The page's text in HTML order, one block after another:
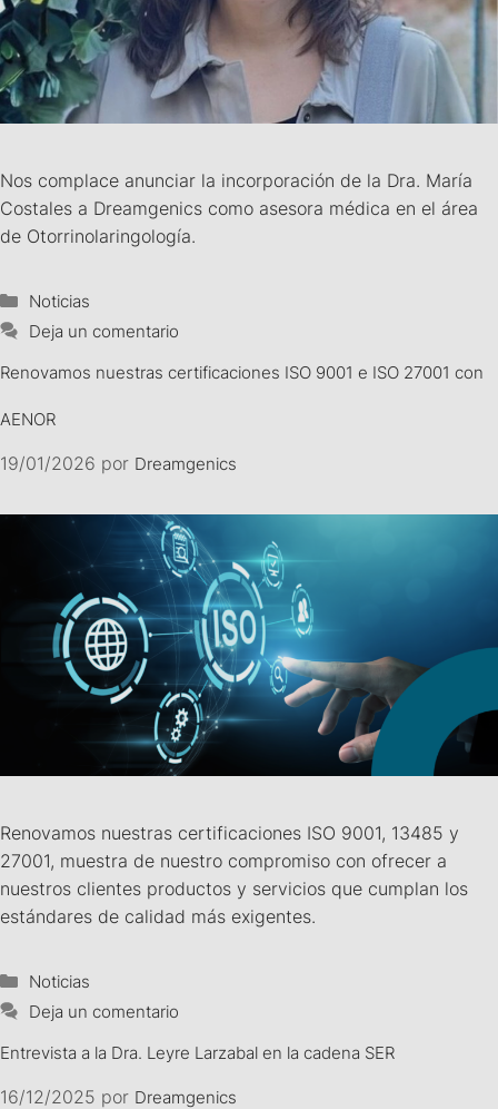
Nos complace anunciar la incorporación de la Dra. María
Costales a Dreamgenics como asesora médica en el área
de Otorrinolaringología.
Noticias
Deja un comentario
Renovamos nuestras certificaciones ISO 9001 e ISO 27001 con
AENOR
19/01/2026 por Dreamgenics
Renovamos nuestras certificaciones ISO 9001, 13485 y
27001, muestra de nuestro compromiso con ofrecer a
nuestros clientes productos y servicios que cumplan los
estándares de calidad más exigentes.
Noticias
Deja un comentario
Entrevista a la Dra. Leyre Larzabal en la cadena SER
16/12/2025 por Dreamgenics